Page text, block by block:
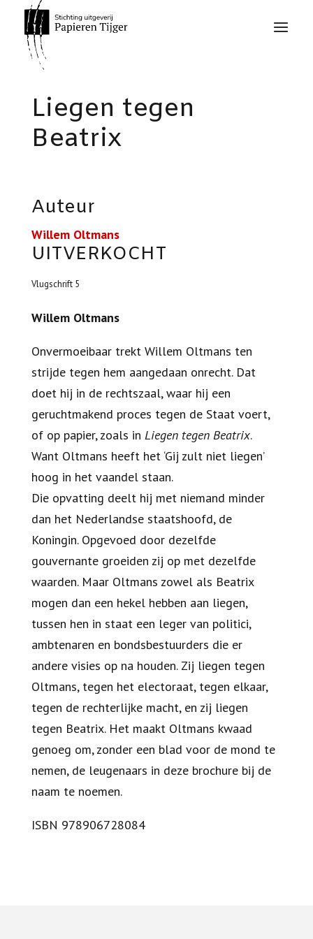
Liegen tegen
Beatrix
Auteur
Willem Oltmans
UITVERKOCHT
Vlugschrift 5
Willem Oltmans
Onvermoeibaar trekt Willem Oltmans ten
strijde tegen hem aangedaan onrecht. Dat
doet hij in de rechtszaal, waar hij een
geruchtmakend proces tegen de Staat voert,
of op papier, zoals in Liegen tegen Beatrix.
Want Oltmans heeft het ‘Gij zult niet liegen’
hoog in het vaandel staan.
Die opvatting deelt hij met niemand minder
dan het Nederlandse staatshoofd, de
Koningin. Opgevoed door dezelfde
gouvernante groeiden zij op met dezelfde
waarden. Maar Oltmans zowel als Beatrix
mogen dan een hekel hebben aan liegen,
tussen hen in staat een leger van politici,
ambtenaren en bondsbestuurders die er
andere visies op na houden. Zij liegen tegen
Oltmans, tegen het electoraat, tegen elkaar,
tegen de rechterlijke macht, en zij liegen
tegen Beatrix. Het maakt Oltmans kwaad
genoeg om, zonder een blad voor de mond te
nemen, de leugenaars in deze brochure bij de
naam te noemen.
ISBN 978906728084